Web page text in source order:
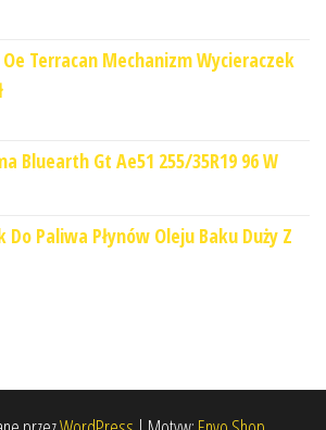
Terracan Mechanizm Wycieraczek
Bluearth Gt Ae51 255/35R19 96 W
Do Paliwa Płynów Oleju Baku Duży Z